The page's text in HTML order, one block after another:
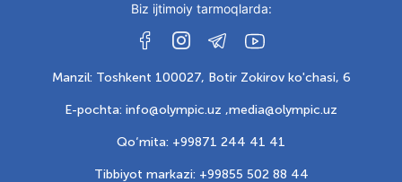
Biz ijtimoiy tarmoqlarda:
Manzil: Toshkent 100027, Botir Zokirov ko'chasi, 6
E-pochta: info@olympic.uz ,media@olympic.uz
Qo‘mita: +99871 244 41 41
Tibbiyot markazi: +99855 502 88 44